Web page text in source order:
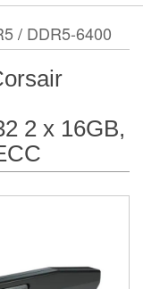
/ DDR5-6400
2 x 16GB,